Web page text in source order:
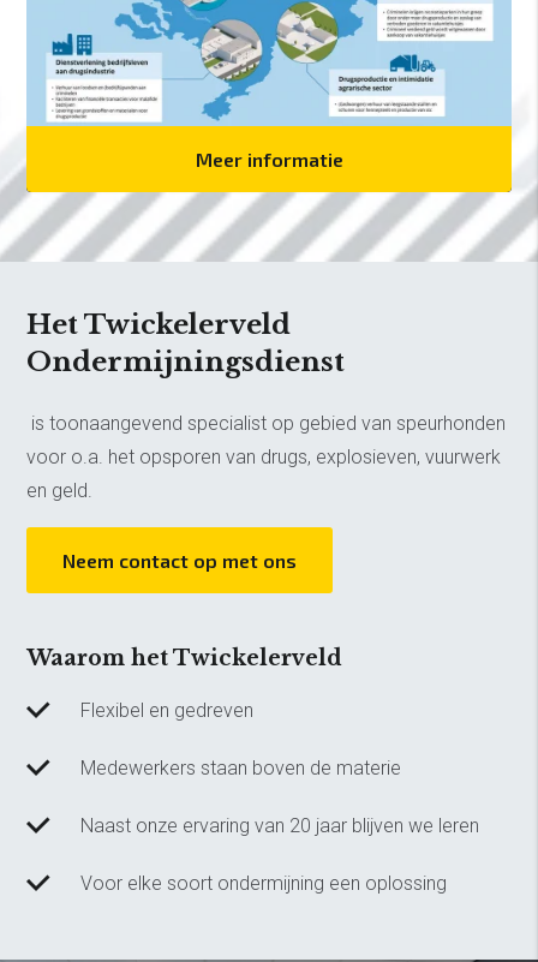
Meer informatie
Het Twickelerveld
Ondermijningsdienst
is toonaangevend specialist op gebied van speurhonden
voor o.a. het opsporen van drugs, explosieven, vuurwerk
en geld.
Neem contact op met ons
Waarom het Twickelerveld
Flexibel en gedreven
Medewerkers staan boven de materie
Naast onze ervaring van 20 jaar blijven we leren
Voor elke soort ondermijning een oplossing